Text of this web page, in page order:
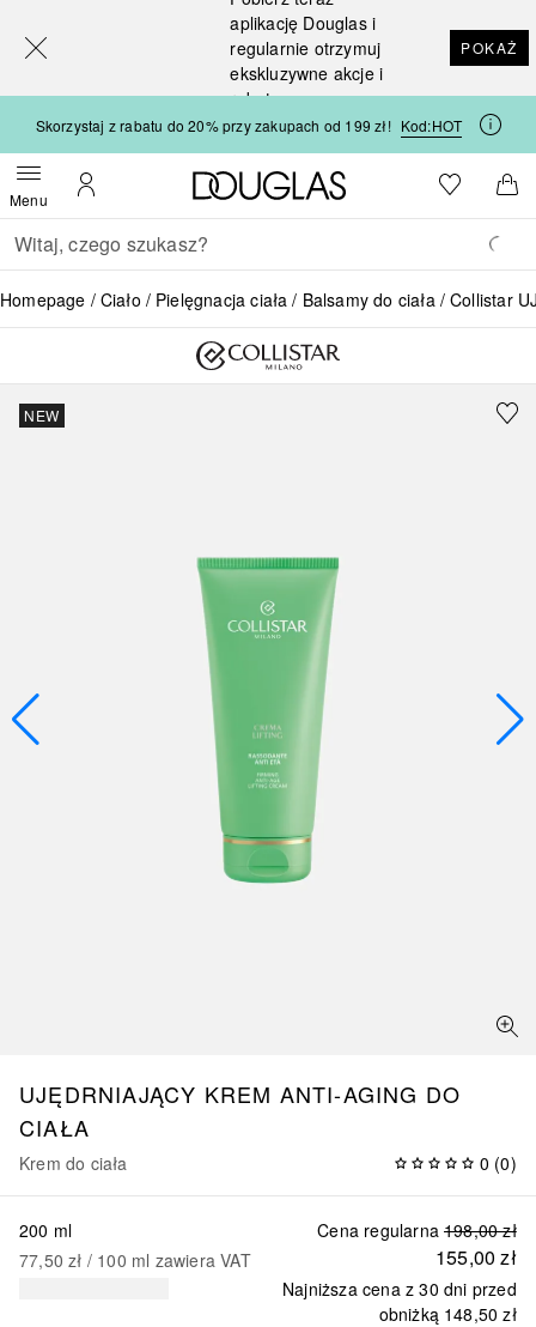
aplikację Douglas i
regularnie otrzymuj
ekskluzywne akcje i
rabaty
POKAŻ
Skorzystaj z rabatu do 20% przy zakupach od 199 zł! Kod:HOT
MenuOtwórz menuMoje konto
Strona główna Douglas
Do listyDo
Wracać
Wykonaj wyszukiwanie
Homepage Ciało Pielęgnacja ciała Balsamy do ciała Collistar
NEW
UJĘDRNIAJĄCY KREM ANTI-AGING DO
CIAŁA
Krem do ciała 0 (0)
Cena regularna 198,00 zł
155,00 zł
Najniższa cena z 30 dni przed
obniżką 148,50 zł
200 ml
77,50 zł / 100 ml zawiera VAT
[navigation.slideout.screenreader]